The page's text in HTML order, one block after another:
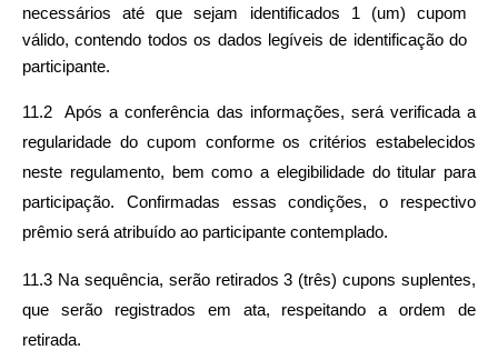
necessários até que sejam identificados 1 (um) cupom
válido, contendo todos os dados legíveis de identificação do
participante.
11.2  Após a conferência das informações, será verificada a
regularidade do cupom conforme os critérios estabelecidos
neste regulamento, bem como a elegibilidade do titular para
participação. Confirmadas essas condições, o respectivo
prêmio será atribuído ao participante contemplado.
11.3 Na sequência, serão retirados 3 (três) cupons suplentes,
que serão registrados em ata, respeitando a ordem de
retirada.